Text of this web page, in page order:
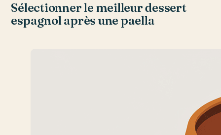
Sélectionner le meilleur dessert
espagnol après une paella